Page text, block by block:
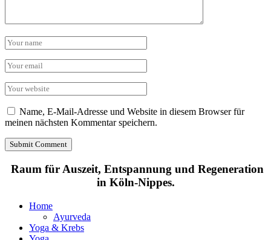
Name, E-Mail-Adresse und Website in diesem Browser für
meinen nächsten Kommentar speichern.
Raum für Auszeit, Entspannung und Regeneration
in Köln-Nippes.
Home
Ayurveda
Yoga & Krebs